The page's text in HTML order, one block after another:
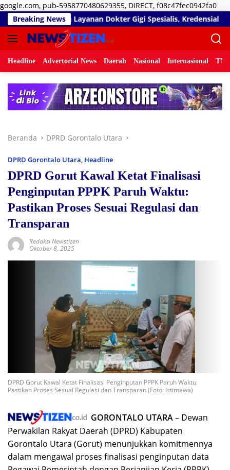
google.com, pub-5958770480629355, DIRECT, f08c47fec0942fa0
ke
Breaking News
Layanan Dokter Gigi Spesialis, Kredensial
Headline Advertorial News Daerah Nasional Internasional
Beranda DPRD Gorontalo Utara
DPRD Gorontalo Utara, Headline
DPRD Gorut Kawal Ketat Finalisasi
Penginputan PPPK Paruh Waktu:
Pastikan Proses Sesuai Regulasi dan
Transparan
Redaksi Newstizen
Oktober 8, 2025
DPRD Gorut Kawal Ketat Finalisasi Penginputan PPPK Paruh Waktu:
Pastikan Proses Sesuai Regulasi dan Transparan (Foto: Istimewa)
GORONTALO UTARA– Dewan
Perwakilan Rakyat Daerah (DPRD) Kabupaten
Gorontalo Utara (Gorut) menunjukkan komitmennya
dalam mengawal proses finalisasi penginputan data